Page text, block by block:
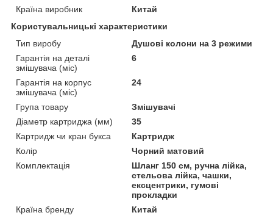
Країна виробник
Китай
Користувальницькі характеристики
Тип виробу
Душові колони на 3 режими
Гарантія на деталі
змішувача (міс)
6
Гарантія на корпус
змішувача (міс)
24
Група товару
Змішувачі
Діаметр картриджа (мм)
35
Картридж чи кран букса
Картридж
Колір
Чорний матовий
Комплектація
Шланг 150 см, ручна лійка,
стельова лійка, чашки,
ексцентрики, гумові
прокладки
Країна бренду
Китай